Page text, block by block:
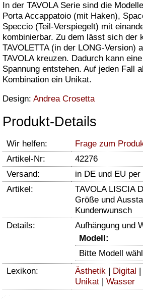
In der TAVOLA Serie sind die
Porta Accappatoio (mit Haken),
Speccio (Teil-Verspiegelt) mit
kombinierbar. Zu dem lässt sich der
TAVOLETTA (in der LONG-Version)
TAVOLA kreuzen. Dadurch kann
Spannung entstehen. Auf jeden Fall
Kombination ein Unikat.
Design: Andrea Crosetta
Produkt-Details
Wir helfen:
Frage zum
Artikel-Nr:
42276
Versand:
in DE und EU per
Artikel:
TAVOLA LISCIA
Größe und
Kundenwunsch
Details:
Aufhängung und
Modell:
Bitte Modell
Lexikon:
Ästhetik | Digital |
Unikat | Wasser